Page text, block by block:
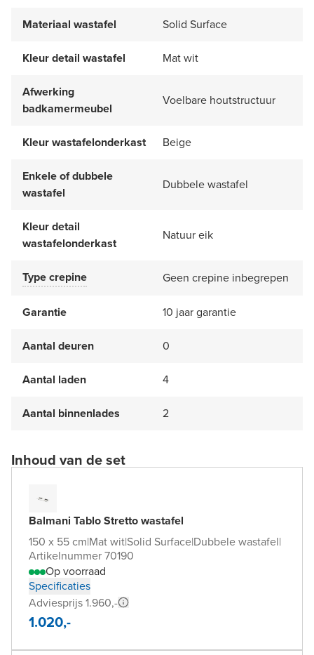
Materiaal wastafel Solid Surface
Kleur detail wastafel Mat wit
Afwerking
badkamermeubel
Voelbare houtstructuur
Kleur wastafelonderkast Beige
Enkele of dubbele
wastafel
Dubbele wastafel
Kleur detail
wastafelonderkast
Natuur eik
Type crepine Geen crepine inbegrepen
Garantie 10 jaar garantie
Aantal deuren 0
Aantal laden 4
Aantal binnenlades 2
Inhoud van de set
Balmani Tablo Stretto wastafel
150 x 55 cm|Mat wit|Solid Surface|Dubbele wastafel|
Artikelnummer 70190
Op voorraad
Specificaties
Adviesprijs 1.960,-
1.020,-